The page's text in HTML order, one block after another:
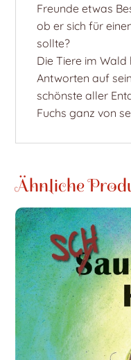
Freunde etwas
ob er sich für
sollte?
Die Tiere im
Antworten auf
schönste aller
Fuchs ganz von
Ähnliche